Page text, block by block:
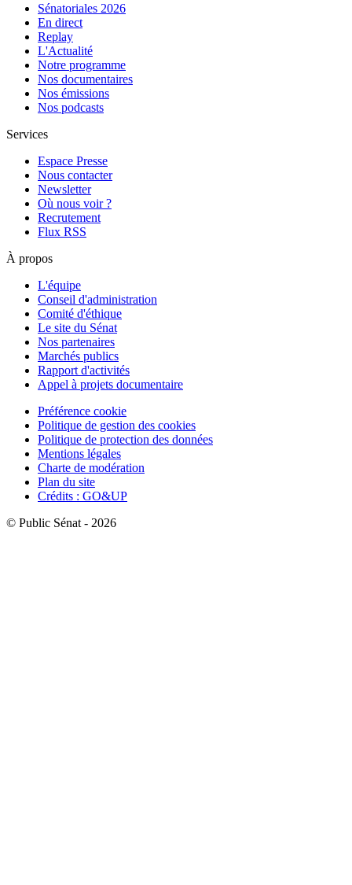
Sénatoriales 2026
En direct
Replay
L'Actualité
Notre programme
Nos documentaires
Nos émissions
Nos podcasts
Services
Espace Presse
Nous contacter
Newsletter
Où nous voir ?
Recrutement
Flux RSS
À propos
L'équipe
Conseil d'administration
Comité d'éthique
Le site du Sénat
Nos partenaires
Marchés publics
Rapport d'activités
Appel à projets documentaire
Préférence cookie
Politique de gestion des cookies
Politique de protection des données
Mentions légales
Charte de modération
Plan du site
Crédits : GO&UP
© Public Sénat - 2026